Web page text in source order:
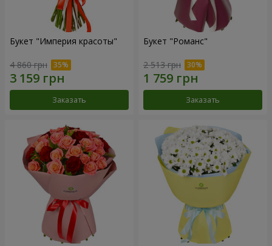
Букет "Империя красоты"
4 860 грн
Заказать
Букет "Романс"
2 513 грн
Заказать